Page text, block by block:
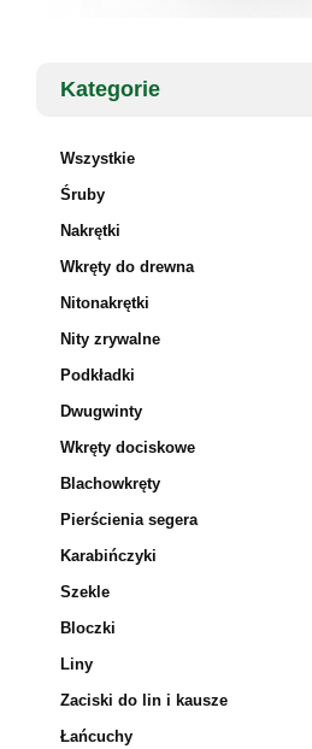
Kategorie
Wszystkie
Śruby
Nakrętki
Wkręty do drewna
Nitonakrętki
Nity zrywalne
Podkładki
Dwugwinty
Wkręty dociskowe
Blachowkręty
Pierścienia segera
Karabińczyki
Szekle
Bloczki
Liny
Zaciski do lin i kausze
Łańcuchy